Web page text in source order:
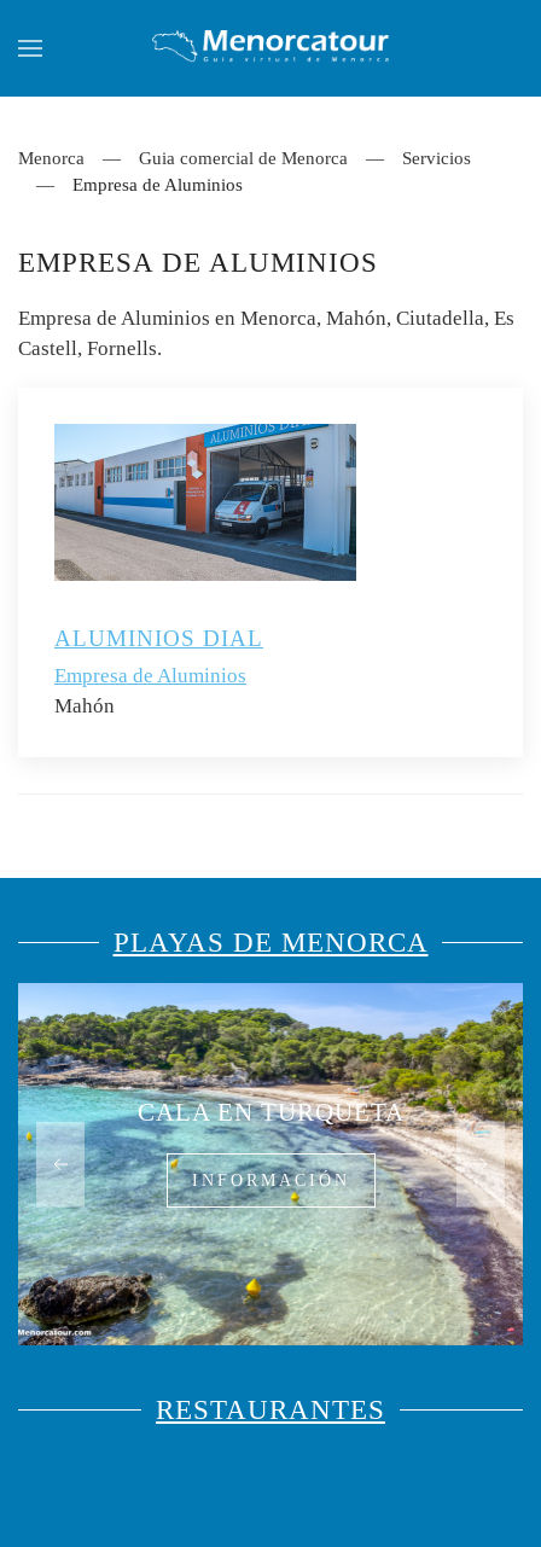
Skip to main content
Menorca Guia comercial de Menorca
Servicios
Empresa de Aluminios
EMPRESA DE ALUMINIOS
Empresa de Aluminios en Menorca, Mahón, Ciutadella, Es
Castell, Fornells.
ALUMINIOS DIAL
Empresa de Aluminios
Mahón
PLAYAS DE MENORCA
CALA EN TURQUETA
INFORMACIÓN
RESTAURANTES